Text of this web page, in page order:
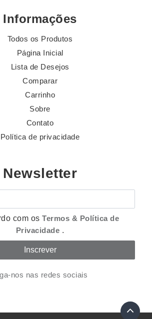
Informações
Todos os Produtos
Página Inicial
Lista de Desejos
Comparar
Carrinho
Sobre
Contato
Política de privacidade
Newsletter
com osTermos & Política de
Privacidade .
nos nas redes sociais